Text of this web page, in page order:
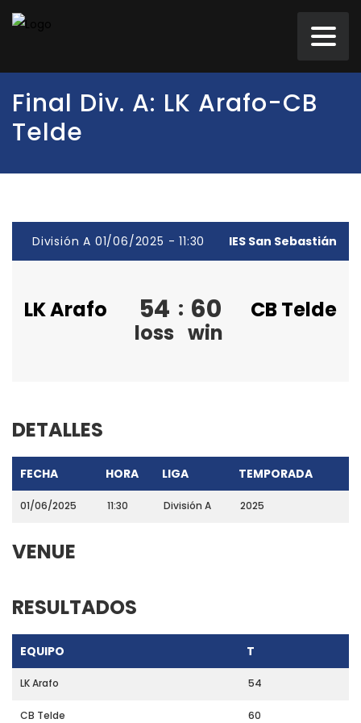
Final Div. A: LK Arafo-CB
Telde
División A 01/06/2025 - 11:30 IES San Sebastián
LK Arafo 54
loss
: 60
win
CB Telde
DETALLES
FECHA HORA LIGA TEMPORADA
01/06/2025 11:30 División A 2025
VENUE
RESULTADOS
EQUIPO T
LK Arafo 54
CB Telde 60